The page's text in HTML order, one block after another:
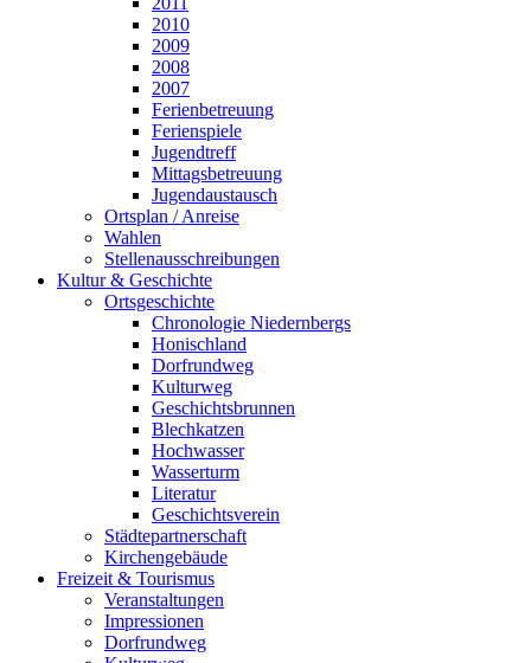
2010
2009
2008
2007
Ferienbetreuung
Ferienspiele
Jugendtreff
Mittagsbetreuung
Jugendaustausch
Ortsplan / Anreise
Wahlen
Stellenausschreibungen
Kultur & Geschichte
Ortsgeschichte
Chronologie Niedernbergs
Honischland
Dorfrundweg
Kulturweg
Geschichtsbrunnen
Blechkatzen
Hochwasser
Wasserturm
Literatur
Geschichtsverein
Städtepartnerschaft
Kirchengebäude
Freizeit & Tourismus
Veranstaltungen
Impressionen
Dorfrundweg